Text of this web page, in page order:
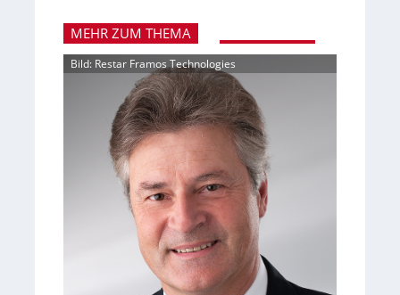
MEHR ZUM THEMA
Bild: Restar Framos Technologies